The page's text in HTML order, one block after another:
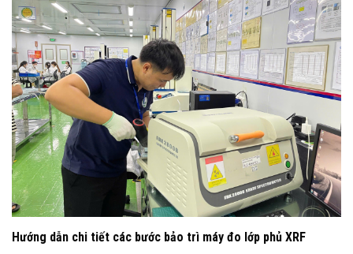
Hướng dẫn chi tiết các bước bảo trì máy đo lớp phủ XRF